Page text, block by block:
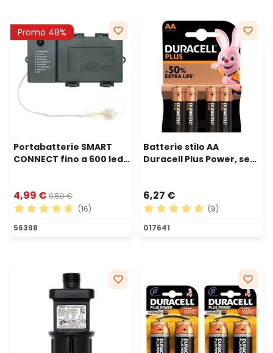
Promo 48%
Portabatterie SMART
CONNECT fino a 600 led,
4,99 € 9,50 €
Valutazione media di 4.81 su 5 stelle
(16)
56398
Batterie stilo AA
Duracell Plus Power, set
6,27 €
Valutazione media di 5 su
(9)
017641